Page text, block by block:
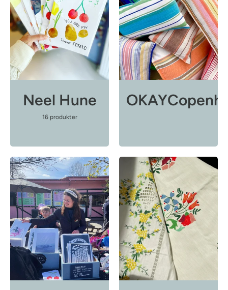
Neel Hune
16 produkter